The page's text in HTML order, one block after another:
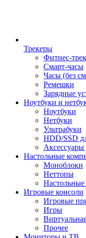
Трекеры
Фитнес-
Смарт-часы
Часы (без
Ремешки
Зарядные
Ноутбуки и
Ноутбуки
Нетбуки
Ультрабуки
HDD/SSD
Аксессуары
Настольные
Моноблоки
Неттопы
Игровые консоли
Игровые
Игры
Прочее